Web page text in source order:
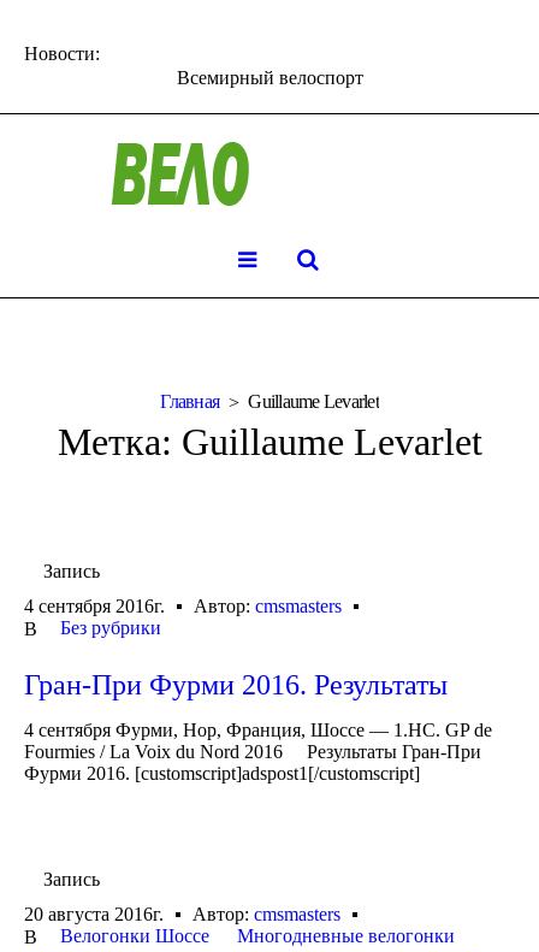
Новости:
Всемирный велоспорт
Главная Guillaume Levarlet
Метка: Guillaume Levarlet
Запись
4 сентября 2016г.
Автор: cmsmasters
В
Без рубрики
Гран-При Фурми 2016. Результаты
4 сентября Фурми, Нор, Франция, Шоссе — 1.HC. GP de
Fourmies / La Voix du Nord 2016 Результаты Гран-При
Фурми 2016. [customscript]adspost1[/customscript]
Запись
20 августа 2016г.
Автор: cmsmasters
В
Велогонки Шоссе
Многодневные велогонки